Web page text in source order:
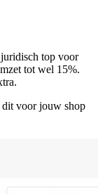
top voor
tot wel 15%.
dit voor jouw shop